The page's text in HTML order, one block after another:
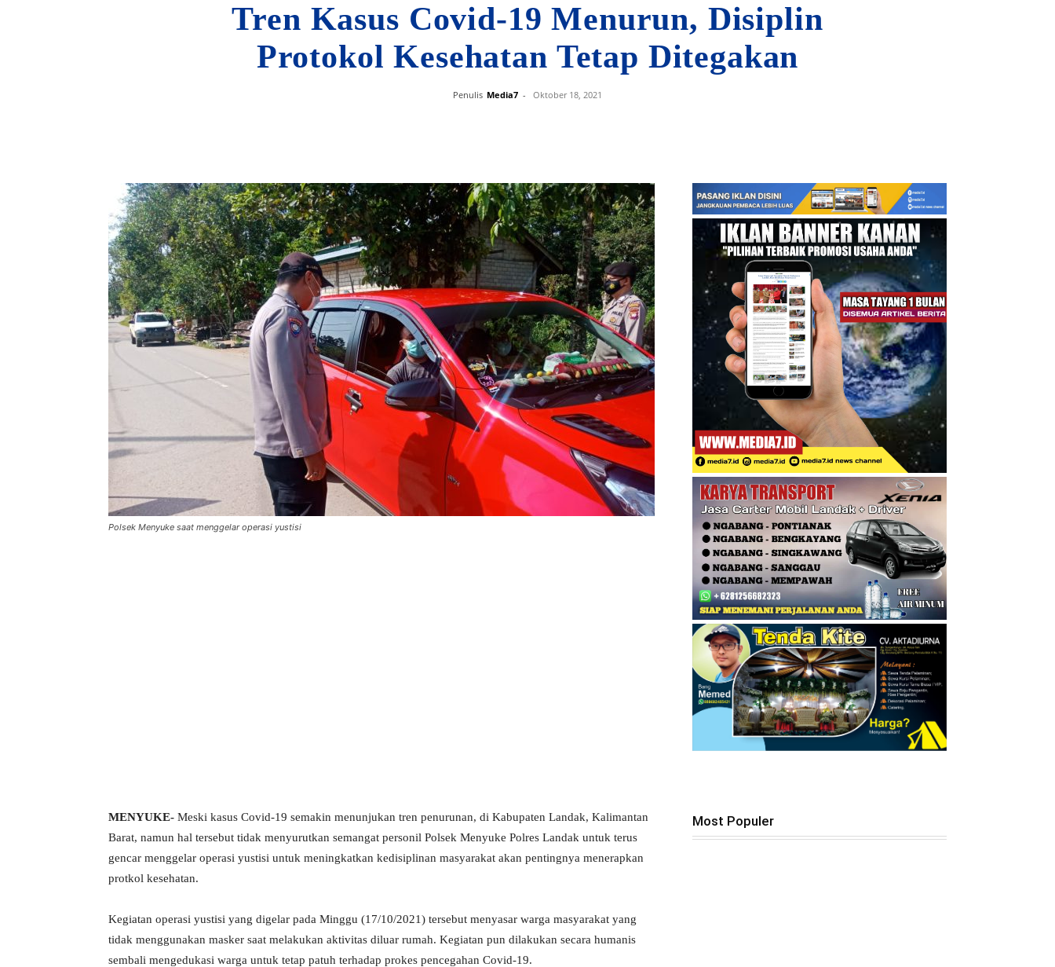
Tren Kasus Covid-19 Menurun, Disiplin
Protokol Kesehatan Tetap Ditegakan
Penulis Media7 - Oktober 18, 2021
Polsek Menyuke saat menggelar operasi yustisi
MENYUKE- Meski kasus Covid-19 semakin menunjukan tren penurunan, di Kabupaten Landak, Kalimantan
Barat, namun hal tersebut tidak menyurutkan semangat personil Polsek Menyuke Polres Landak untuk terus
gencar menggelar operasi yustisi untuk meningkatkan kedisiplinan masyarakat akan pentingnya menerapkan
protkol kesehatan.
Kegiatan operasi yustisi yang digelar pada Minggu (17/10/2021) tersebut menyasar warga masyarakat yang
tidak menggunakan masker saat melakukan aktivitas diluar rumah. Kegiatan pun dilakukan secara humanis
sembali mengedukasi warga untuk tetap patuh terhadap prokes pencegahan Covid-19.
Most Populer